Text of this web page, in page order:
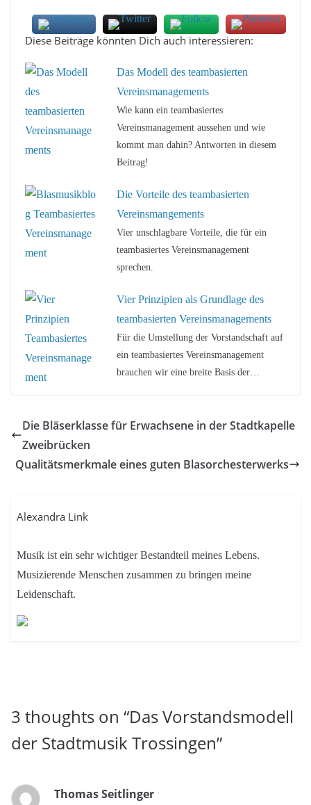
Diese Beiträge könnten Dich auch interessieren:
Das Modell des teambasierten
Vereinsmanagements
Wie kann ein teambasiertes
Vereinsmanagement aussehen und wie
kommt man dahin? Antworten in diesem
Beitrag!
Die Vorteile des teambasierten
Vereinsmangements
Vier unschlagbare Vorteile, die für ein
teambasiertes Vereinsmanagement
sprechen.
Vier Prinzipien als Grundlage des
teambasierten Vereinsmanagements
Für die Umstellung der Vorstandschaft auf
ein teambasiertes Vereinsmanagement
brauchen wir eine breite Basis der…
Die Bläserklasse für Erwachsene in der Stadtkapelle
Zweibrücken
Qualitätsmerkmale eines guten Blasorchesterwerks
Alexandra Link
Musik ist ein sehr wichtiger Bestandteil meines Lebens.
Musizierende Menschen zusammen zu bringen meine
Leidenschaft.
3 thoughts on “Das Vorstandsmodell
der Stadtmusik Trossingen”
Thomas Seitlinger